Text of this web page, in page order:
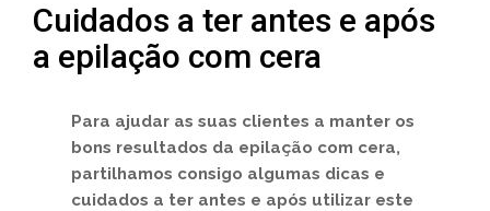
Cuidados a ter antes e após
a epilação com cera
Para ajudar as suas clientes a manter os
bons resultados da epilação com cera,
partilhamos consigo algumas dicas e
cuidados a ter antes e após utilizar este